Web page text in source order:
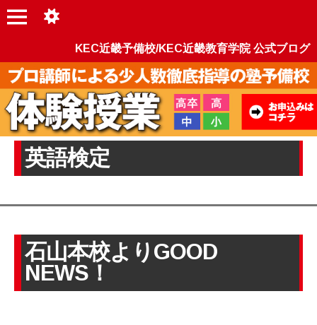
KEC近畿予備校/KEC近畿教育学院 公式ブログ
英語検定
石山本校よりGOOD
NEWS！